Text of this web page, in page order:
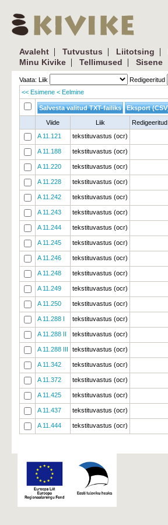
Avaleht | Tutvustus | Liitotsing |
Minu Kivike | Tellimused | Sisene
Vaata: Liik Redigeeritud
<< Esimene < Eelmine
Viide Liik Redigeeritud
A 11.121
tekstituvastus (ocr)
A 11.188 tekstituvastus (ocr)
A 11.220 tekstituvastus (ocr)
A 11.228 tekstituvastus (ocr)
A 11.242 tekstituvastus (ocr)
A 11.243 tekstituvastus (ocr)
A 11.244 tekstituvastus (ocr)
A 11.245 tekstituvastus (ocr)
A 11.246 tekstituvastus (ocr)
A 11.248 tekstituvastus (ocr)
A 11.249 tekstituvastus (ocr)
A 11.250 tekstituvastus (ocr)
A 11.288 I tekstituvastus (ocr)
A 11.288 II tekstituvastus (ocr)
A 11.288 III tekstituvastus (ocr)
A 11.342 tekstituvastus (ocr)
A 11.372 tekstituvastus (ocr)
A 11.425 tekstituvastus (ocr)
A 11.437 tekstituvastus (ocr)
A 11.444 tekstituvastus (ocr)